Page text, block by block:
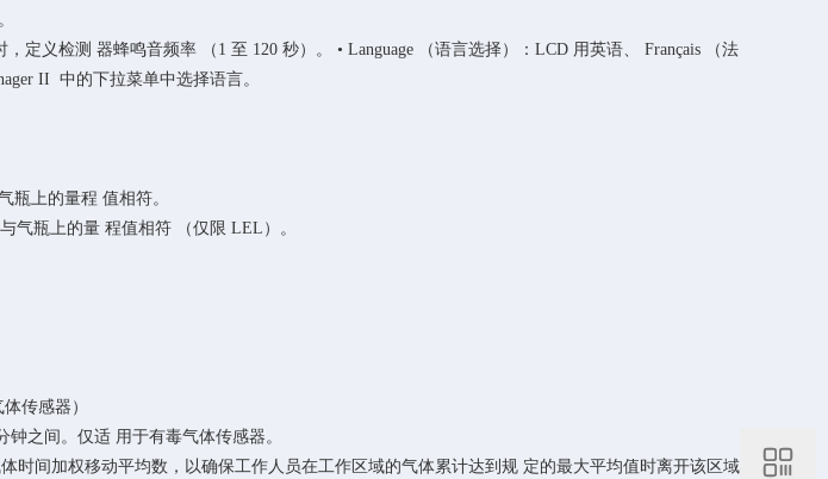
定义检测 器蜂鸣音频率 （1 至 120 秒）。 • Language （语言选择）：LCD 用英语、 Français （法
II 中的下拉菜单中选择语言。
瓶上的量程 值相符。
气瓶上的量 程值相符 （仅限 LEL）。
传感器）
钟之间。仅适 用于有毒气体传感器。
时间加权移动平均数，以确保工作人员在工作区域的气体累计达到规 定的最大平均值时离开该区域。